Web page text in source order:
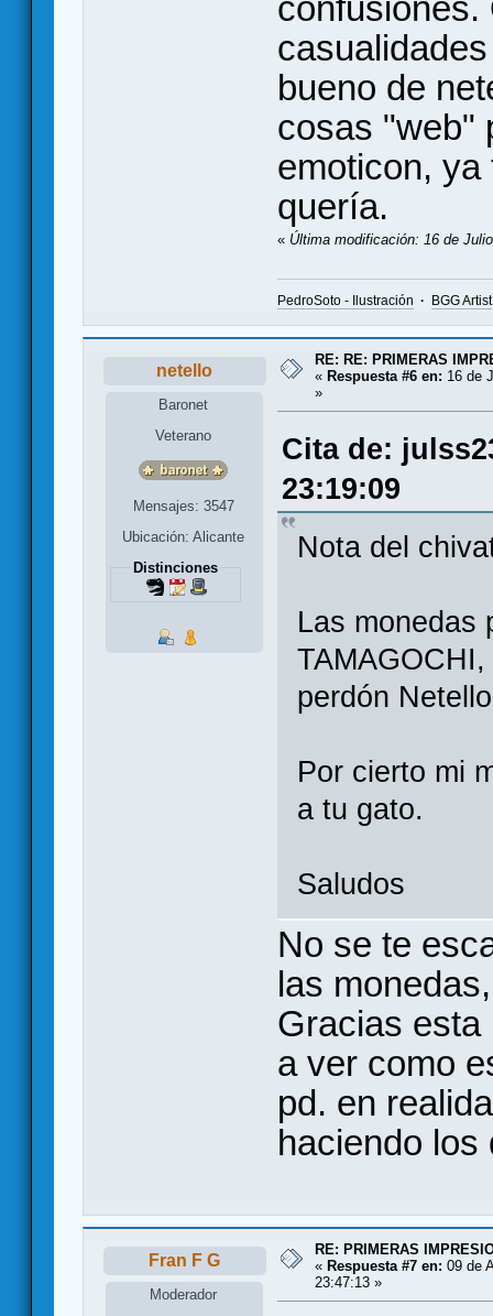
confusiones.
bueno de
cosas "web"
emoticon,
quería.
« Última modificación: 16 de
PedroSoto - Ilustración · BGG Artist
netello
Baronet
Veterano
Mensajes: 3547
Ubicación: Alicante
Distinciones
RE: RE: PRIMERAS
« Respuesta #6 en: 16 de
»
Cita de:
23:19:09
Nota del
Las monedas
perdón
Por cierto mi
a tu gato.
Saludos
No se te
las
Gracias esta
a ver como
pd. en
haciendo los
Fran F G
Moderador
RE: PRIMERAS
« Respuesta #7 en: 09 de
23:47:13 »